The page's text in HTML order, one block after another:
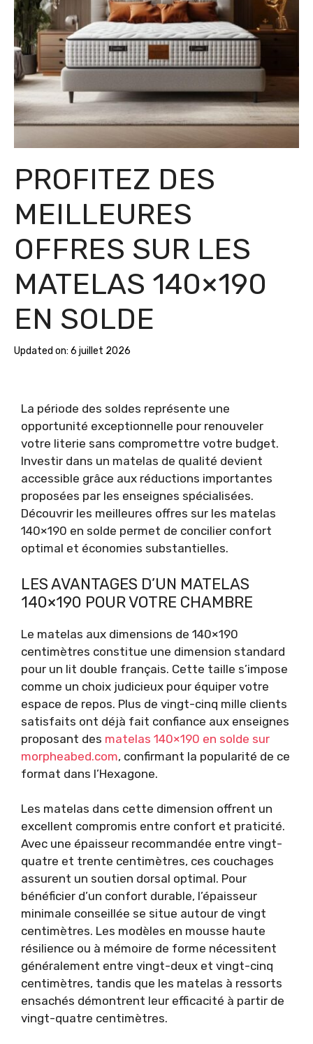
PROFITEZ DES
MEILLEURES
OFFRES SUR LES
MATELAS 140×190
EN SOLDE
Updated on: 6 juillet 2026
La période des soldes représente une
opportunité exceptionnelle pour renouveler
votre literie sans compromettre votre budget.
Investir dans un matelas de qualité devient
accessible grâce aux réductions importantes
proposées par les enseignes spécialisées.
Découvrir les meilleures offres sur les matelas
140×190 en solde permet de concilier confort
optimal et économies substantielles.
LES AVANTAGES D’UN MATELAS
140×190 POUR VOTRE CHAMBRE
Le matelas aux dimensions de 140×190
centimètres constitue une dimension standard
pour un lit double français. Cette taille s’impose
comme un choix judicieux pour équiper votre
espace de repos. Plus de vingt-cinq mille clients
satisfaits ont déjà fait confiance aux enseignes
proposant des matelas 140×190 en solde sur
morpheabed.com, confirmant la popularité de ce
format dans l’Hexagone.
Les matelas dans cette dimension offrent un
excellent compromis entre confort et praticité.
Avec une épaisseur recommandée entre vingt-
quatre et trente centimètres, ces couchages
assurent un soutien dorsal optimal. Pour
bénéficier d’un confort durable, l’épaisseur
minimale conseillée se situe autour de vingt
centimètres. Les modèles en mousse haute
résilience ou à mémoire de forme nécessitent
généralement entre vingt-deux et vingt-cinq
centimètres, tandis que les matelas à ressorts
ensachés démontrent leur efficacité à partir de
vingt-quatre centimètres.